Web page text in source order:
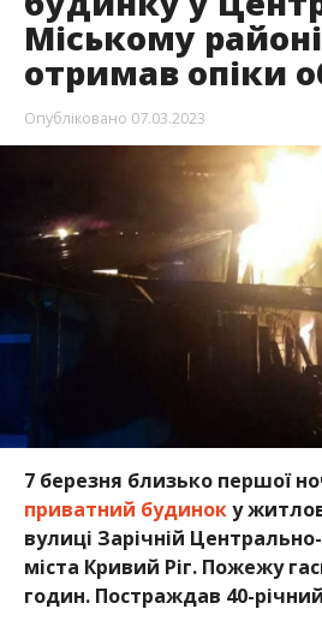
Міському
отримав опіки
Опубліковано 07.03.2023
7 березня близько першої
приватний будиноку
вулиці Зарічній
міста Кривий Ріг. Пожежу
годин. Постраждав 40-